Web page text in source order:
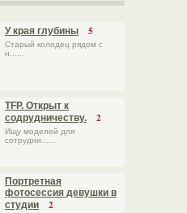
У края глубины 5
Старый колодец рядом с
н......
TFP. Открыт к
содрудничеству.
2
Ищу моделей для
сотрудни......
Портретная
фотосессия девушки в
студии
2